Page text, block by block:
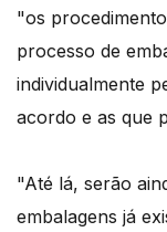
"os
processo de
individualmente
acordo e as que
"Até lá, serão
embalagens já